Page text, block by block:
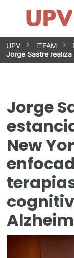
Saltar
contenido
Impacto
Grupos de
Instalaciones
Spin-offs
Contacto
Prácticas
Noticias
Unidad de
UPV iTEAM
Jorge Sastre
Jorge
New